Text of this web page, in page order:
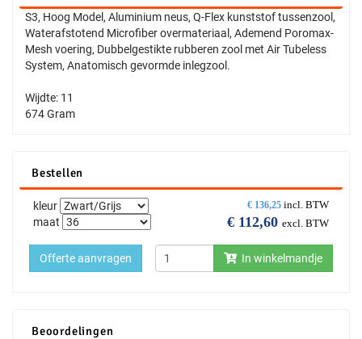
S3, Hoog Model, Aluminium neus, Q-Flex kunststof tussenzool,
Waterafstotend Microfiber overmateriaal, Ademend Poromax-
Mesh voering, Dubbelgestikte rubberen zool met Air Tubeless
System, Anatomisch gevormde inlegzool.
Wijdte: 11
674 Gram
Bestellen
€ 136,25 incl. BTW
€ 112,60 excl. BTW
kleur
maat
In winkelmandje
Offerte aanvragen
Beoordelingen